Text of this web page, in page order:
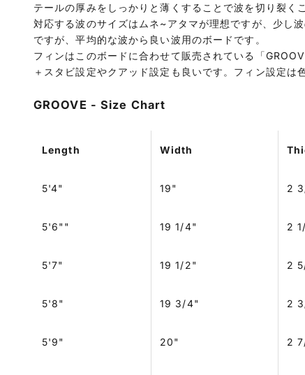
テールの厚みをしっかりと薄くすることで波を切り裂く
対応する波のサイズはムネ~アタマが理想ですが、少し
ですが、平均的な波から良い波用のボードです。
フィンはこのボードに合わせて販売されている「
＋スタビ設定やクアッド設定も良いです。フィン設定は
GROOVE - Size Chart
Length Width
5'4" 19" 2
5'6"" 19 1/4" 2
5'7" 19 1/2" 2
5'8" 19 3/4" 2
5'9" 20" 2